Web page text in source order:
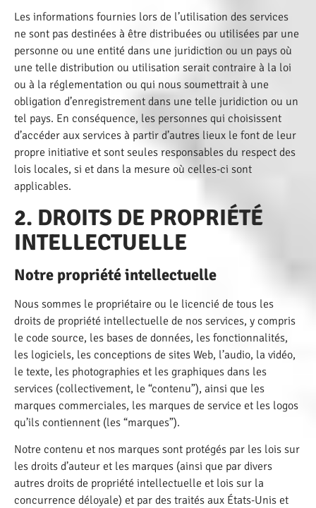
Les informations fournies lors de l’utilisation des services
ne sont pas destinées à être distribuées ou utilisées par une
personne ou une entité dans une juridiction ou un pays où
une telle distribution ou utilisation serait contraire à la loi
ou à la réglementation ou qui nous soumettrait à une
obligation d’enregistrement dans une telle juridiction ou un
tel pays. En conséquence, les personnes qui choisissent
d’accéder aux services à partir d’autres lieux le font de leur
propre initiative et sont seules responsables du respect des
lois locales, si et dans la mesure où celles-ci sont
applicables.
2. DROITS DE PROPRIÉTÉ
INTELLECTUELLE
Notre propriété intellectuelle
Nous sommes le propriétaire ou le licencié de tous les
droits de propriété intellectuelle de nos services, y compris
le code source, les bases de données, les fonctionnalités,
les logiciels, les conceptions de sites Web, l’audio, la vidéo,
le texte, les photographies et les graphiques dans les
services (collectivement, le “contenu”), ainsi que les
marques commerciales, les marques de service et les logos
qu’ils contiennent (les “marques”).
Notre contenu et nos marques sont protégés par les lois sur
les droits d’auteur et les marques (ainsi que par divers
autres droits de propriété intellectuelle et lois sur la
concurrence déloyale) et par des traités aux États-Unis et